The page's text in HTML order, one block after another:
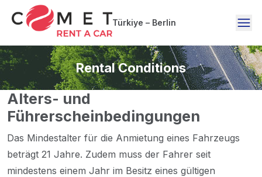
Türkiye – Berlin
Rental Conditions
Alters- und
Führerscheinbedingungen
Das Mindestalter für die Anmietung eines Fahrzeugs
beträgt 21 Jahre. Zudem muss der Fahrer seit
mindestens einem Jahr im Besitz eines gültigen